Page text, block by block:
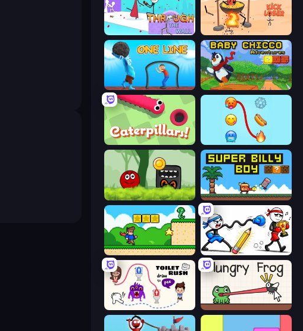
Through the Wall Kick Loser
One Line Baby Chicco Adventures
Caterpillars Emoji Puzzle!
Ball Hero Adventure: Red Bounce Ball Super Billy Boy
Steve's World Doodle Smash
Hungry Frog